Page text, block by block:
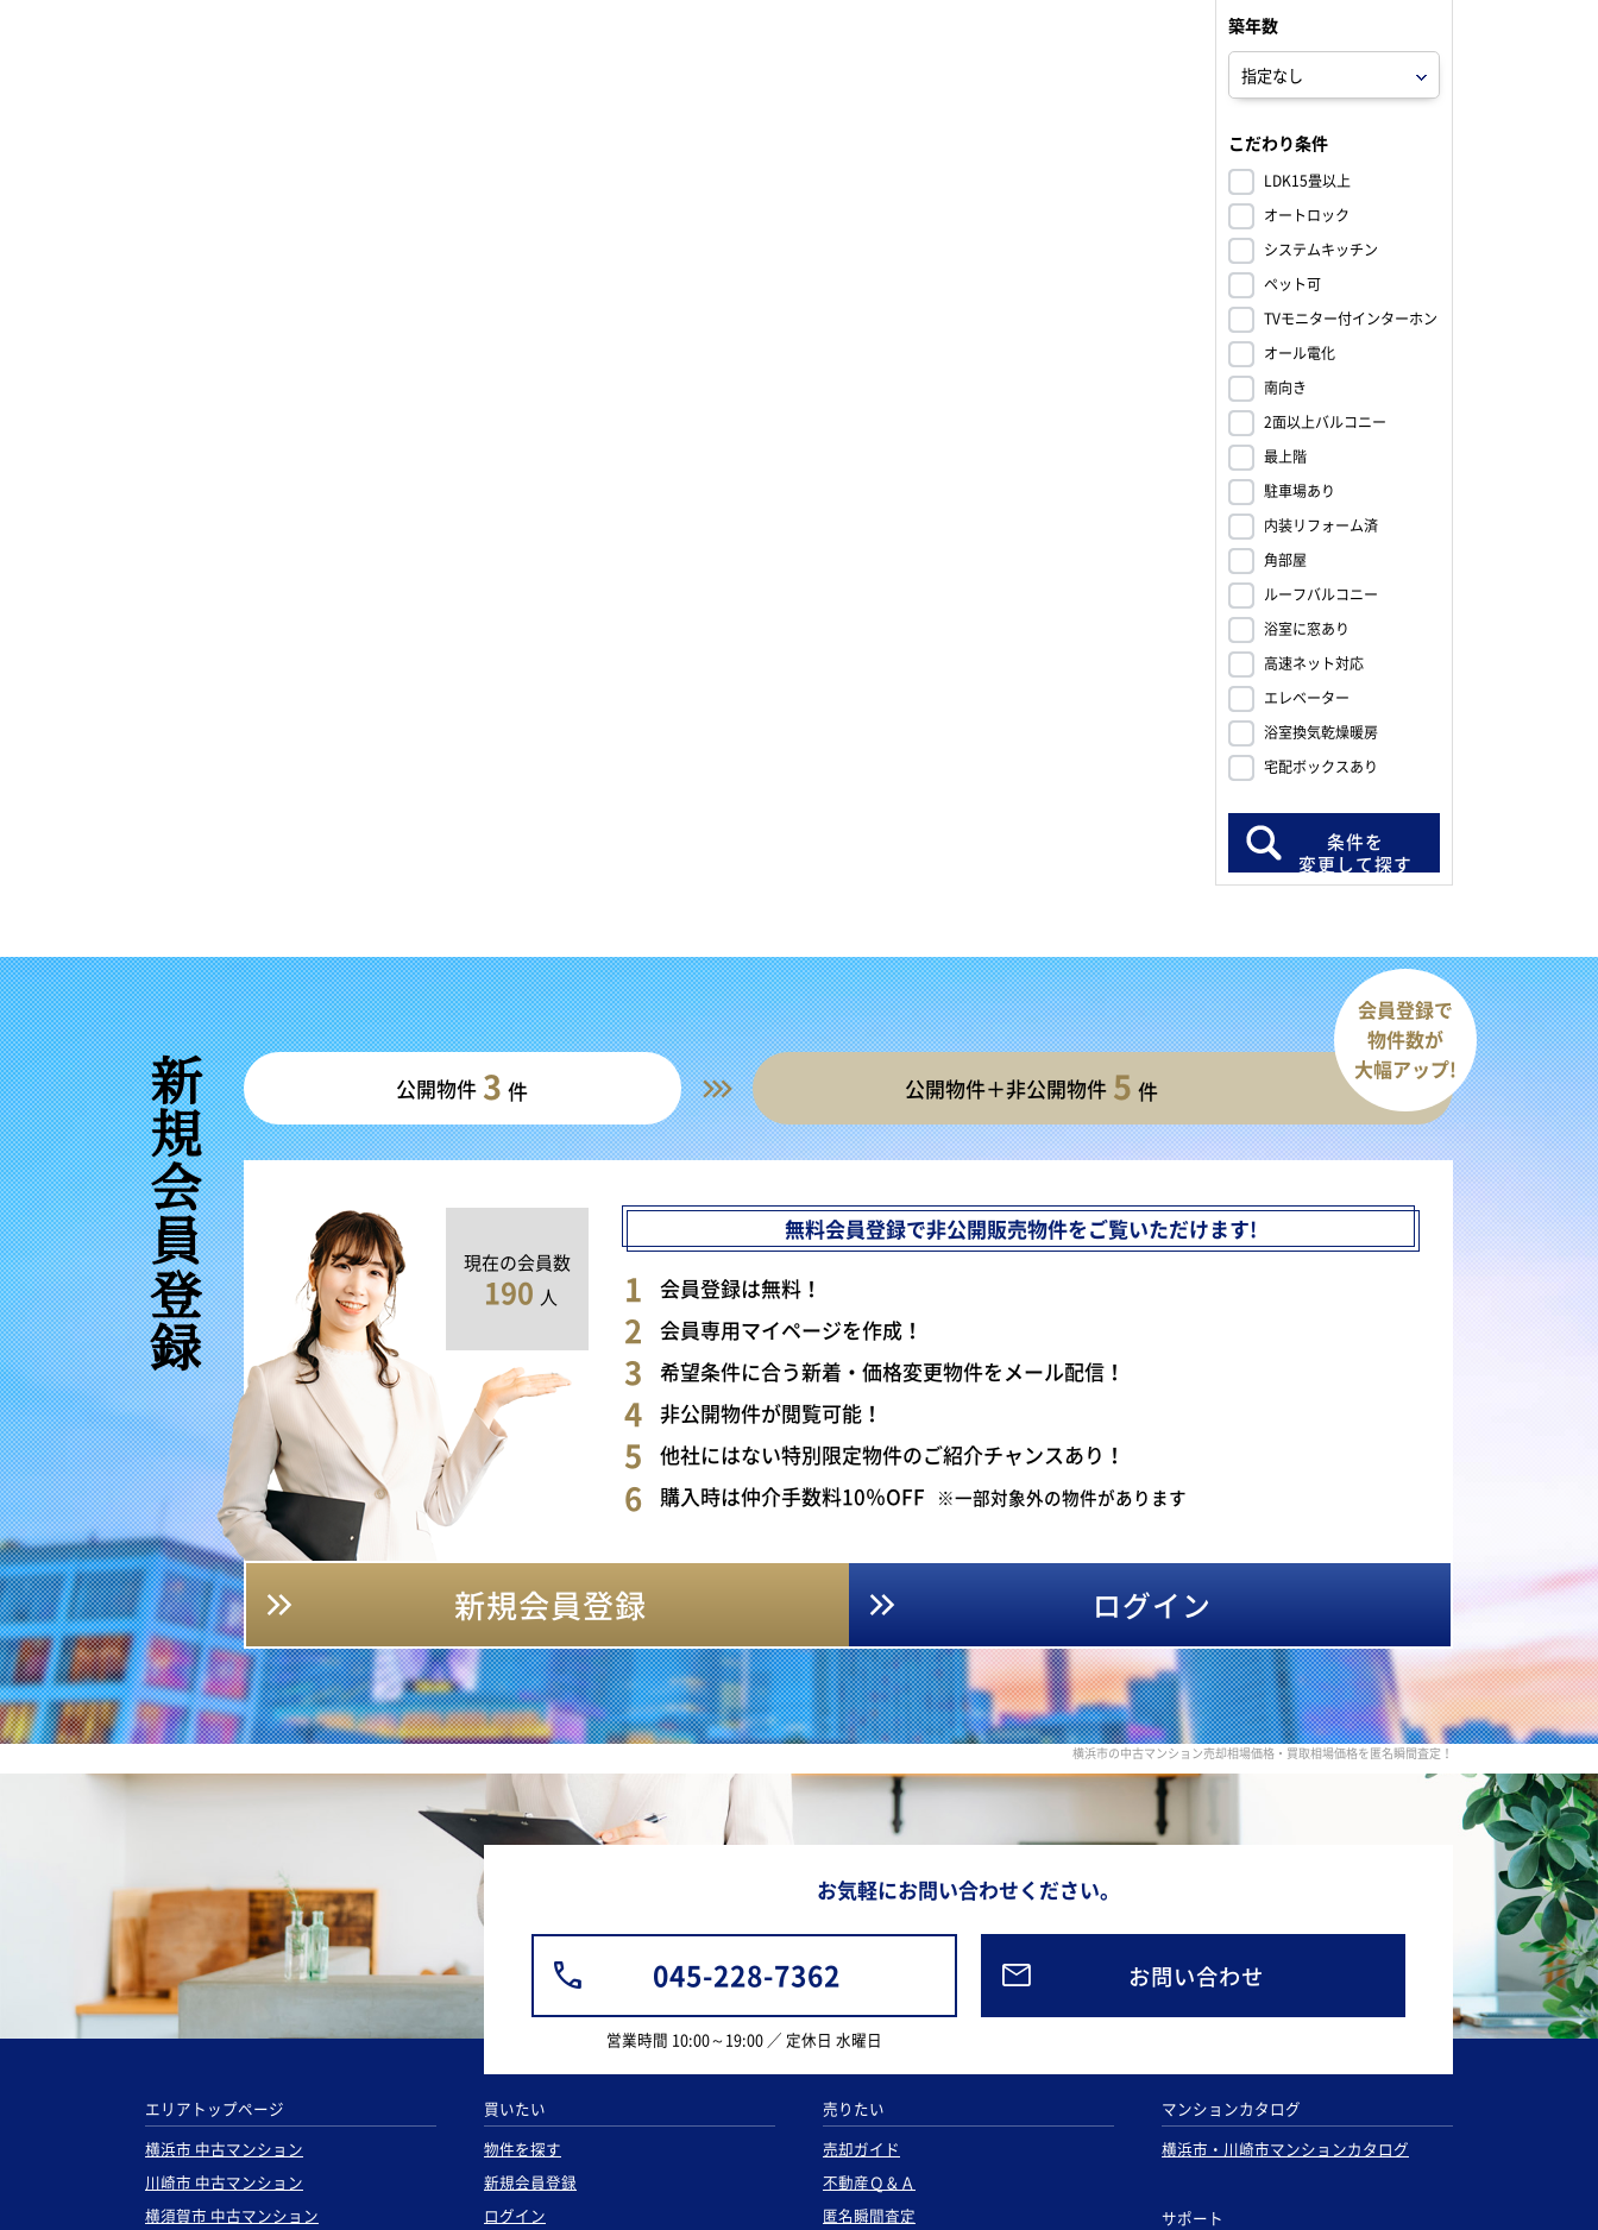
築年数
こだわり条件
LDK15畳以上
オートロック
システムキッチン
ペット可
TVモニター付インターホン
オール電化
南向き
2面以上バルコニー
最上階
駐車場あり
内装リフォーム済
角部屋
ルーフバルコニー
浴室に窓あり
高速ネット対応
エレベーター
浴室換気乾燥暖房
宅配ボックスあり
条件を
変更して探す
新規会員登録 公開物件 3 件 公開物件＋非公開物件 5 件
会員登録で
物件数が
大幅アップ!
現在の会員数
190 人
無料会員登録で非公開販売物件をご覧いただけます!
会員登録は無料！
会員専用マイページを作成！
希望条件に合う新着・価格変更物件をメール配信！
非公開物件が閲覧可能！
他社にはない特別限定物件のご紹介チャンスあり！
購入時は仲介手数料10％OFF ※一部対象外の物件があります
新規会員登録 ログイン
横浜市の中古マンション売却相場価格・買取相場価格を匿名瞬間査定！
お気軽にお問い合わせください。
045-228-7362
営業時間 10:00～19:00 ／ 定休日 水曜日
お問い合わせ
エリアトップページ
横浜市 中古マンション
川崎市 中古マンション
横須賀市 中古マンション
買いたい
物件を探す
新規会員登録
ログイン
売りたい
売却ガイド
不動産Ｑ＆Ａ
匿名瞬間査定
マンションカタログ
横浜市・川崎市マンションカタログ
サポート